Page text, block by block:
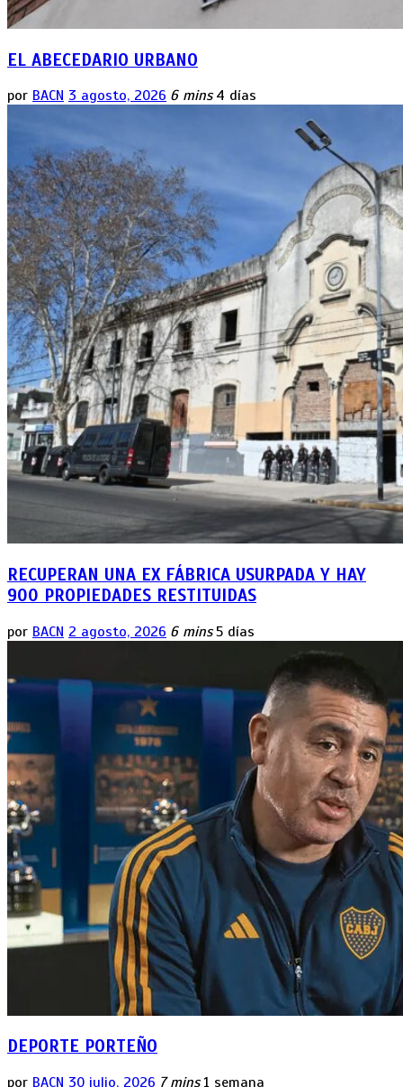
EL ABECEDARIO URBANO
por BACN 3 agosto, 2026 6 mins 4 días
RECUPERAN UNA EX FÁBRICA USURPADA Y HAY
900 PROPIEDADES RESTITUIDAS
por BACN 2 agosto, 2026 6 mins 5 días
DEPORTE PORTEÑO
por BACN 30 julio, 2026 7 mins 1 semana